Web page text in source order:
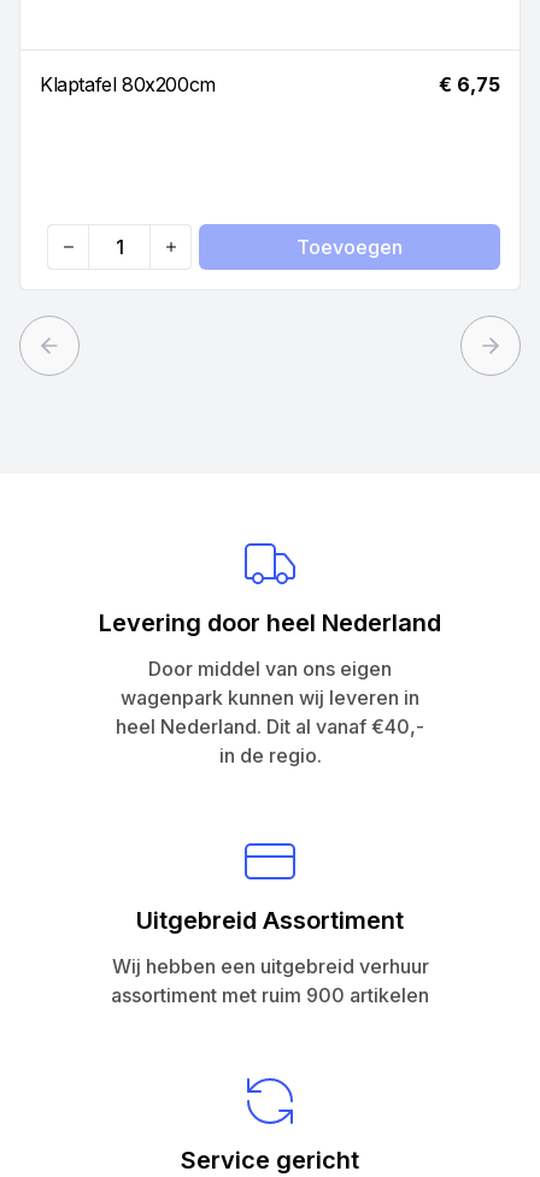
Klaptafel 80x200cm € 6,75
Quantity
Toevoegen
Previous slide Next
Levering door heel Nederland
Door middel van ons eigen
wagenpark kunnen wij leveren in
heel Nederland. Dit al vanaf €40,-
in de regio.
Uitgebreid Assortiment
Wij hebben een uitgebreid verhuur
assortiment met ruim 900 artikelen
Service gericht